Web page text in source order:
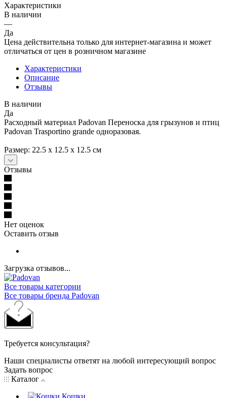
Характеристики
В наличии
—
Да
Цена действительна только для интернет-магазина и может
отличаться от цен в розничном магазине
Характеристики
Описание
Отзывы
В наличии
Да
Расходный материал Padovan Переноска для грызунов и птиц
Padovan Trasportino grande одноразовая.
Размер: 22.5 х 12.5 х 12.5 см
Отзывы
Нет оценок
Оставить отзыв
Загрузка отзывов...
Все товары категории
Все товары бренда Padovan
Требуется консультация?
Наши специалисты ответят на любой интересующий вопрос
Задать вопрос
Каталог
Кошки